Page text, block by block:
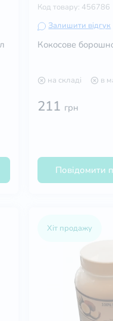
Код товару: 456786
Залишити відгук
Кокосове
на складі в
211 грн
Повідомити
Хіт продажу